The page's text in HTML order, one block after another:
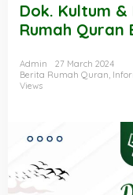
Dok. Kultum
Rumah Quran
Admin
27 March 2024
Berita Rumah Quran,
Views